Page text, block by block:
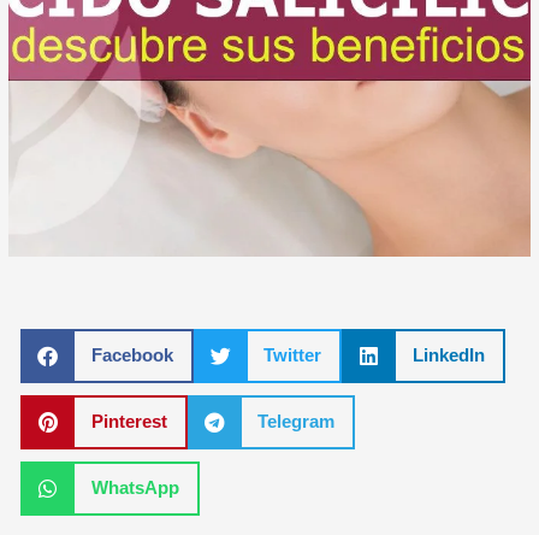
Facebook Twitter LinkedIn
Pinterest Telegram
WhatsApp